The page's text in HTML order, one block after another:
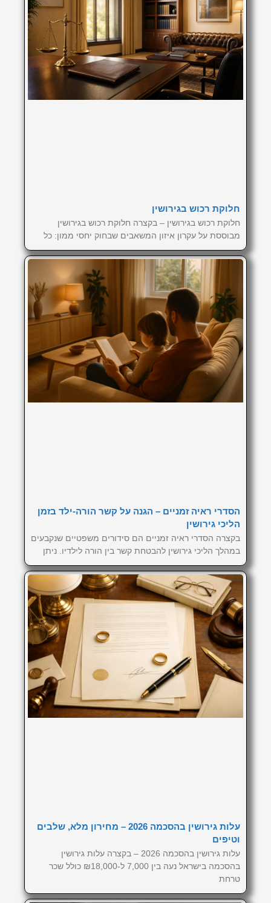
חלוקת רכוש בגירושין
חלוקת רכוש בגירושין – בקצרה חלוקת רכוש בגירושין
מבוססת על עקרון איזון המשאבים שבחוק יחסי ממון: כל
הסדרי ראיה זמניים – הגנה על קשר הורה-ילד בזמן
הליכי גירושין
בקצרה הסדרי ראיה זמניים הם סידורים משפטיים שנקבעים
במהלך הליכי גירושין להבטחת קשר בין הורה לילדיו. ניתן
עלות גירושין בהסכמה 2026 – מחירון מלא, שלבים
וטיפים
עלות גירושין בהסכמה 2026 – בקצרה עלות גירושין
בהסכמה בישראל נעה בין 7,000 ל-₪18,000 כולל שכר
טרחת